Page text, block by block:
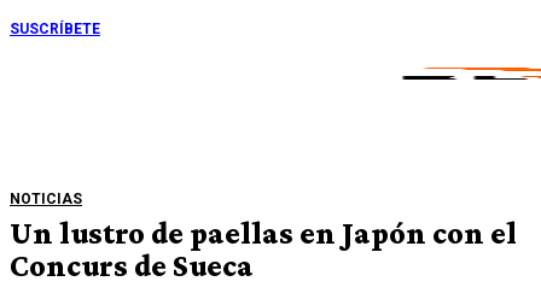
SUSCRÍBETE
NOTICIAS
Un lustro de paellas en Japón con el
Concurs de Sueca